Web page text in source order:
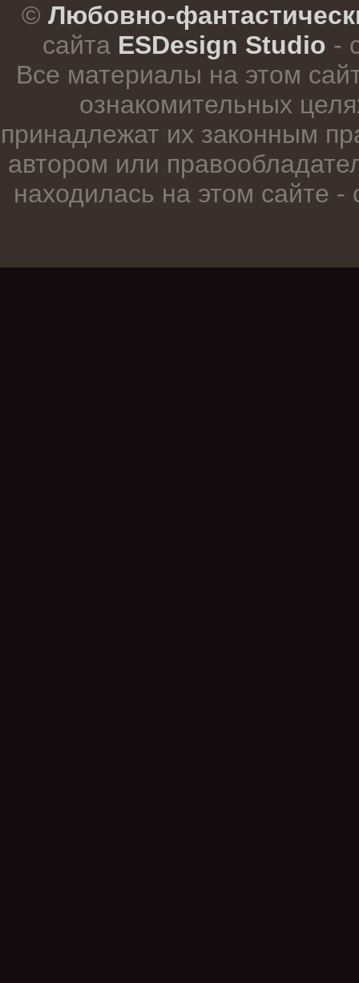
© Любовно-
сайта ESDesign Studio -
Все материалы на этом
ознакомительных
принадлежат их законным
автором или
находилась на этом сайте